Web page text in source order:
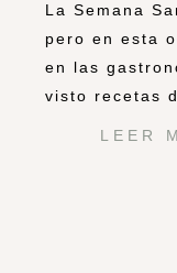
La Semana
pero en esta
en las
visto recetas
LEER